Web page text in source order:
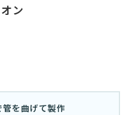
ン
を曲げて製作